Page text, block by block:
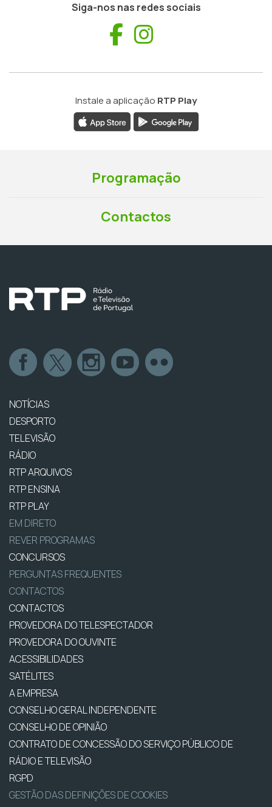
Siga-nos nas redes sociais
Facebook
Instale a aplicação RTP Play
Programação
Contactos
NOTÍCIAS
DESPORTO
TELEVISÃO
RÁDIO
RTP ARQUIVOS
RTP ENSINA
RTP PLAY
EM DIRETO
REVER PROGRAMAS
CONCURSOS
PERGUNTAS FREQUENTES
CONTACTOS
CONTACTOS
PROVEDORA DO TELESPECTADOR
PROVEDORA DO OUVINTE
ACESSIBILIDADES
SATÉLITES
A EMPRESA
CONSELHO GERAL INDEPENDENTE
CONSELHO DE OPINIÃO
CONTRATO DE CONCESSÃO DO SERVIÇO PÚBLICO DE
RÁDIO E TELEVISÃO
RGPD
GESTÃO DAS DEFINIÇÕES DE COOKIES